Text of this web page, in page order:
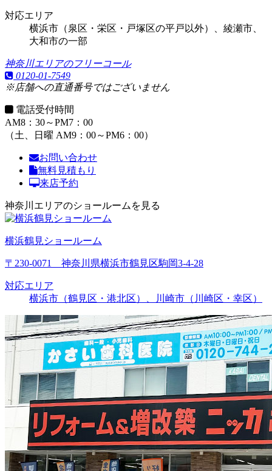
対応エリア
横浜市（泉区・栄区・戸塚区の平戸以外）、綾瀬市、
大和市の一部
神奈川エリアのフリーコール
0120-01-7549
※店舗への直通番号ではございません
電話受付時間
AM8：30～PM7：00
（土、日曜 AM9：00～PM6：00）
お問い合わせ
無料見積もり
来店予約
神奈川エリアのショールームを見る
横浜鶴見ショールーム
〒230-0071 神奈川県横浜市鶴見区駒岡3-4-28
対応エリア
横浜市（鶴見区・港北区）、川崎市（川崎区・幸区）